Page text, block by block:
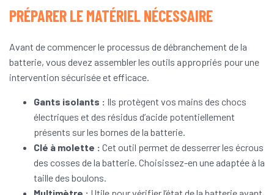
PRÉPARER LE MATÉRIEL NÉCESSAIRE
Avant de commencer le processus de débranchement de la
batterie, vous devez assembler les outils appropriés pour une
intervention sécurisée et efficace.
Gants isolants : Ils protègent vos mains des chocs
électriques et des résidus d’acide potentiellement
présents sur les bornes de la batterie.
Clé à molette : Cet outil permet de desserrer les écrous
des cosses de la batterie. Choisissez-en une adaptée à la
taille des boulons.